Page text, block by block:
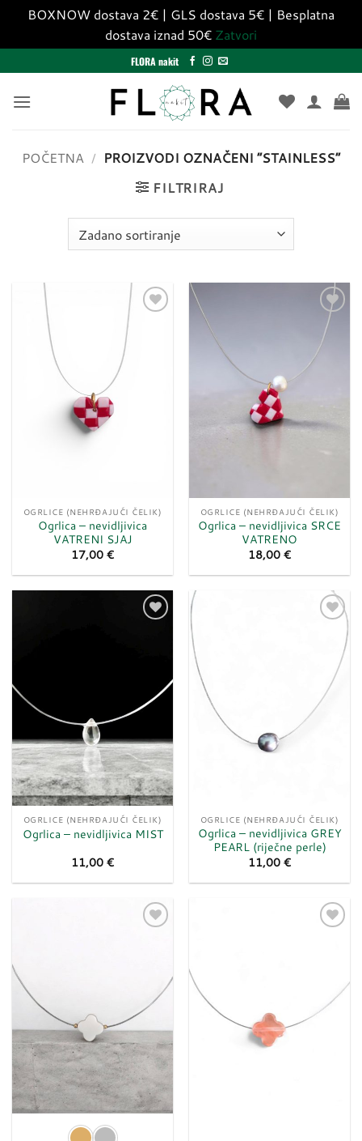
BOXNOW dostava 2€ | GLS dostava 5€ | Besplatna
dostava iznad 50€ Zatvori
to
content
FLORA nakit
POČETNA / PROIZVODI OZNAČENI “STAINLESS”
FILTRIRAJ
OGRLICE (NEHRĐAJUĆI ČELIK)
Ogrlica – nevidljivica
VATRENI SJAJ
17,00 €
Dodaj
u
listu
OGRLICE (NEHRĐAJUĆI ČELIK)
Ogrlica – nevidljivica SRCE
VATRENO
18,00 €
OGRLICE (NEHRĐAJUĆI ČELIK)
Ogrlica – nevidljivica MIST
11,00 €
želja
OGRLICE (NEHRĐAJUĆI ČELIK)
Ogrlica – nevidljivica GREY
PEARL (riječne perle)
11,00 €